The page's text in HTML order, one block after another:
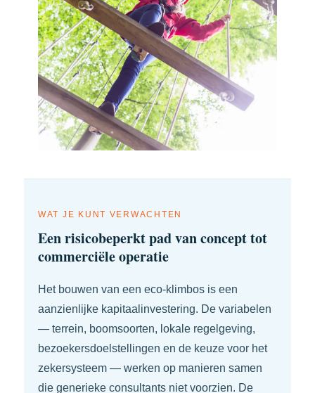
WAT JE KUNT VERWACHTEN
Een risicobeperkt pad van concept tot
commerciële operatie
Het bouwen van een eco-klimbos is een
aanzienlijke kapitaalinvestering. De variabelen
— terrein, boomsoorten, lokale regelgeving,
bezoekersdoelstellingen en de keuze voor het
zekersysteem — werken op manieren samen
die generieke consultants niet voorzien. De